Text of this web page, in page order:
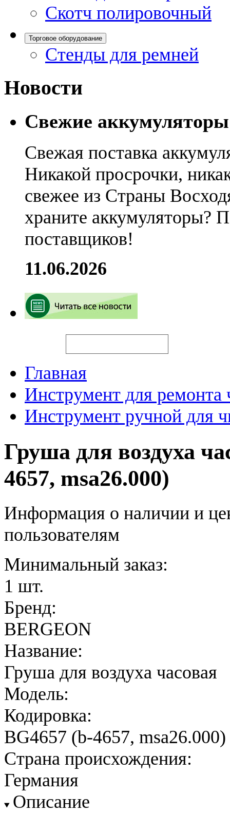
Скотч полировочный
Торговое оборудование
Стенды для ремней
Новости
Свежие
Свежая поставка
Никакой просрочки,
свежее из Страны
храните аккумуляторы?
поставщиков!
11.06.2026
Главная
Инструмент для ремонта
Инструмент ручной для
Груша для воздуха
4657, msa26.000)
Информация о наличии и
пользователям
Минимальный заказ:
1 шт.
Бренд:
BERGEON
Название:
Груша для воздуха часовая
Модель:
Кодировка:
BG4657 (b-4657, msa26.000)
Страна происхождения:
Германия
Описание